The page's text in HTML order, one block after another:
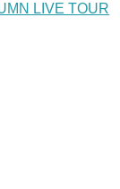
LIVE TOUR